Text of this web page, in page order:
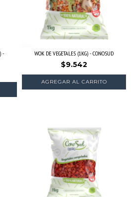
-
WOK DE VEGETALES (1KG) - CONOSUD
$9.542